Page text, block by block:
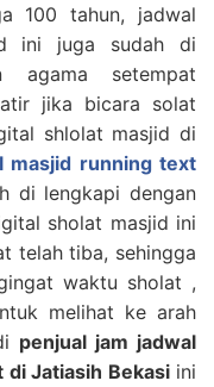
100 tahun, jadwal
ini juga sudah di
agama setempat
jika bicara solat
shlolat masjid di
masjid running text
di lengkapi dengan
sholat masjid ini
telah tiba, sehingga
waktu sholat ,
melihat ke arah
penjual jam jadwal
Jatiasih Bekasiini